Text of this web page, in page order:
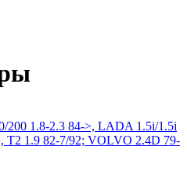
1.8-2.3 84->, LADA 1.5i/1.5i
T2 1.9 82-7/92; VOLVO 2.4D 79-